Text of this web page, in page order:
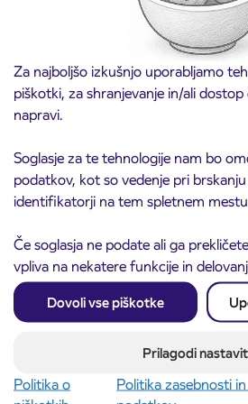
Za najboljšo izkušnjo uporabljamo
piškotki, za shranjevanje in/ali
napravi.
Soglasje za te tehnologije nam bo
podatkov, kot so vedenje pri
identifikatorji na tem spletnem
Če soglasja ne podate ali ga
vpliva na nekatere funkcije in
Dovoli vse piškotke
Prilagodi
Politika o
Politika zasebnosti
3. 8. 2026
Obvestilo o popolni zapori
ČEŠNJEVEK – TRATA
Preberite objavo